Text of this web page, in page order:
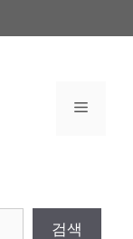
Menu
검색